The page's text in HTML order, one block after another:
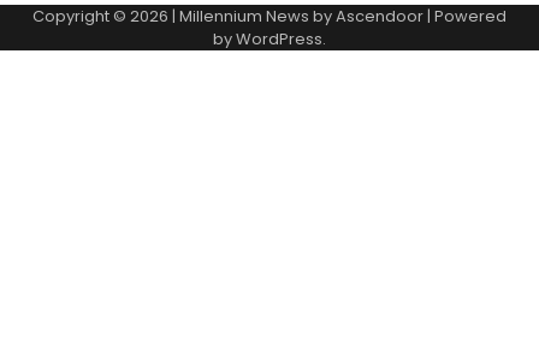
Copyright © 2026 | Millennium News byAscendoor| Powered
byWordPress.